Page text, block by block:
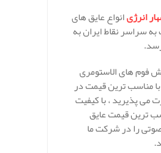
انرژیانواع عایق های
سراسر نقاط ایران به
فوم های الاستومری
مناسب ترین قیمت در
پذیرید ، با کیفیت
ترین قیمت عایق
را در شرکت ما